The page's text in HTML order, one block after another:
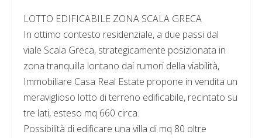
LOTTO EDIFICABILE ZONA SCALA GRECA
In ottimo contesto residenziale, a due passi dal
viale Scala Greca, strategicamente posizionata in
zona tranquilla lontano dai rumori della viabilità,
Immobiliare Casa Real Estate propone in vendita un
meraviglioso lotto di terreno edificabile, recintato su
tre lati, esteso mq 660 circa.
Possibilità di edificare una villa di mq 80 oltre